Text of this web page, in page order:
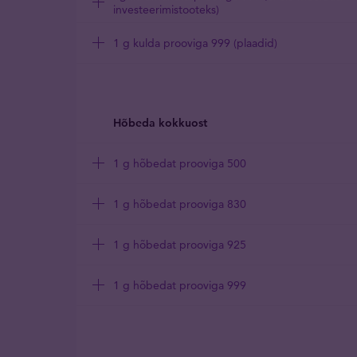
investeerimistooteks)
1 g kulda prooviga 999 (plaadid)
Hõbeda kokkuost
1 g hõbedat prooviga 500
1 g hõbedat prooviga 830
1 g hõbedat prooviga 925
1 g hõbedat prooviga 999